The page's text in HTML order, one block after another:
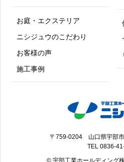
〒759-0204 山口県宇部
TEL 0836-
お庭・エクステリア
ニシジュウのこだわり
お客様の声
施工事例